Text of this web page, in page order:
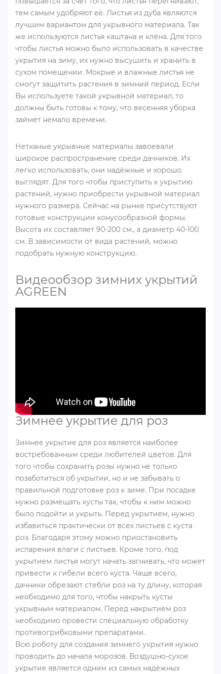
тем самым удобряют её. Листья из дуба являются
лучшим вариантом для укрывного материала. Так
же используются листья каштана и клёна. Для того
чтобы листья можно было использовать в качестве
укрытия на зиму, их нужно высушить и хранить в
сухом помещении. Мокрые и влажные листья не
смогут защитить растения в зимний период. Если
Вы используете такой укрывной материал, то
должны быть готовы к тому, что весенняя уборка
займёт немало времени.
Нетканые укрывные материалы завоевали
широкое распространение среди дачников. Их
легко использовать, они надёжные и хорошо
выглядят. Для того чтобы приступить к укрытию
растений, нужно приобрести укрывной материал
нужного размера. Сейчас на рынке присутствуют
готовые конструкции конусообразной формы.
Высота их составляет 90-200 см., а диаметр 40-100
см. В зависимости от вида растений, можно
подобрать нужную конструкцию.
Видеообзор зимних укрытий
AGREEN
Зимнее укрытие для роз
Зимнее укрытие для роз является наиболее
востребованным среди любителей цветов. Для
того чтобы сохранить розы нужно не только
позаботиться об укрытии, но и не забывать о
правильной подготовке роз к зиме. При посадке
нужно размещать кусты так, чтобы к ним можно
было подойти и укрыть. Перед укрытием, нужно
избавиться практически от всех листьев с куста
роз. Благодаря этому можно приостановить
испарения влаги с листьев. Кроме того, под
укрытием листья могут начать загнивать, что может
привести к гибели всего куста. Чаще всего,
дачники обрезают стебли роз на ту длину, которая
необходимо для того, чтобы накрыть кусты
укрывным материалом. Перед накрытием роз
необходимо провести специальную обработку
противогрибковыми препаратами.
Всю роботу для создания зимнего укрытия нужно
проводить до начала морозов. Воздушно-сухое
укрытие является одним из самых надёжных